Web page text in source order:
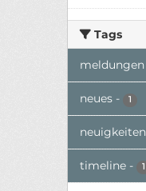
Tags
meldungen
neues - 1
neuigkeiten
timeline - 1